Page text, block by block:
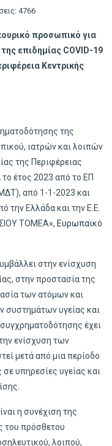
4766
προσωπικό για
επιδημίας COVID-19
Κεντρικής
της
ιατρών και λοιπών
της Περιφέρειας
το έτος 2023 από το ΕΠ
από 1-1-2023 και
την Ελλάδα και την Ε.Ε.
ΤΟΜΕΑ», Ευρωπαϊκό
στην ενίσχυση
στην προστασία της
των ατόμων και
συστημάτων υγείας και
έχει
ενίσχυση των
μετά από μια περίοδο
υπηρεσίες υγείας και
η συνέχιση της
του πρόσθετου
λοιπού,